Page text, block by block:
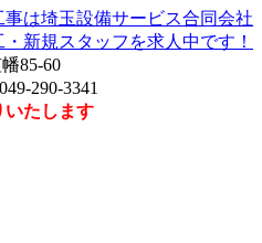
は埼玉設備サービス合同会社
・新規スタッフを求人中です！
85-60
290-3341
いたします